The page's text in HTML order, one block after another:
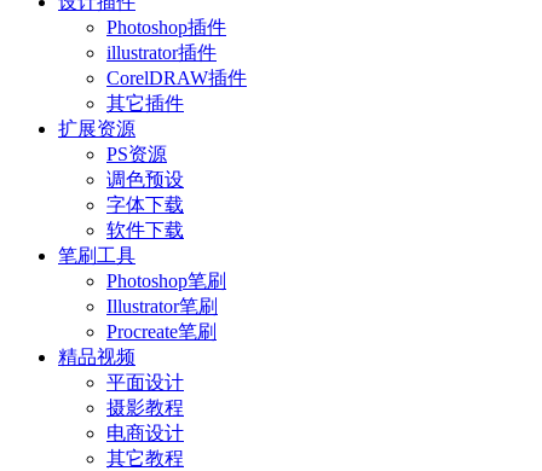
Photoshop插件
illustrator插件
CorelDRAW插件
其它插件
扩展资源
PS资源
调色预设
字体下载
软件下载
笔刷工具
Photoshop笔刷
Illustrator笔刷
Procreate笔刷
精品视频
平面设计
摄影教程
电商设计
其它教程